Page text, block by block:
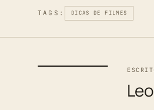
TAGS: DICAS DE FILMES